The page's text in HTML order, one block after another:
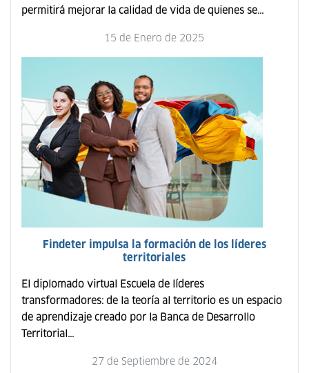
permitirá mejorar la calidad de vida de quienes se...
15 de Enero de 2025
Findeter impulsa la formación de los líderes
territoriales
El diplomado virtual Escuela de líderes
transformadores: de la teoría al territorio es un espacio
de aprendizaje creado por la Banca de Desarrollo
Territorial...
27 de Septiembre de 2024